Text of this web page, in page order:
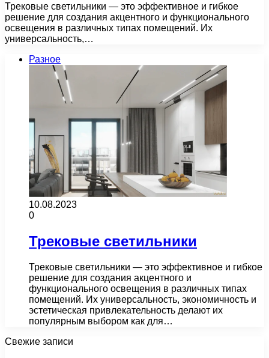
Трековые светильники — это эффективное и гибкое
решение для создания акцентного и функционального
освещения в различных типах помещений. Их
универсальность,…
Разное
10.08.2023
0
Трековые светильники
Трековые светильники — это эффективное и гибкое
решение для создания акцентного и
функционального освещения в различных типах
помещений. Их универсальность, экономичность и
эстетическая привлекательность делают их
популярным выбором как для…
Свежие записи